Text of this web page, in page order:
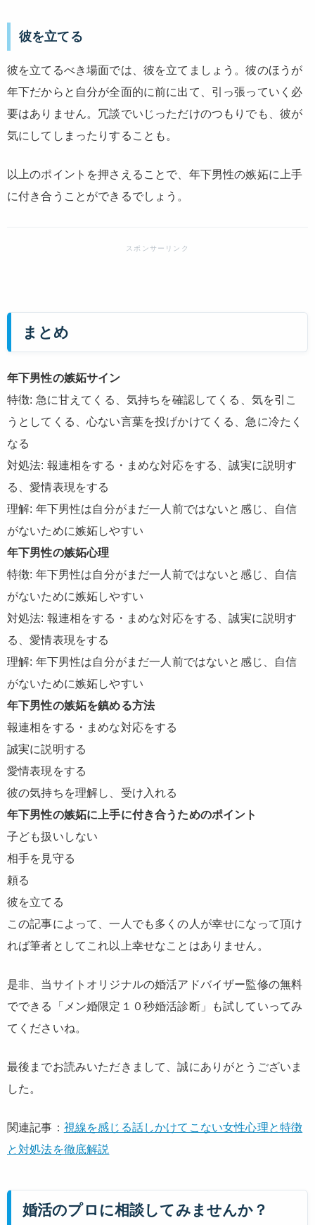
彼を立てる
彼を立てるべき場面では、彼を立てましょう。彼のほうが
年下だからと自分が全面的に前に出て、引っ張っていく必
要はありません。冗談でいじっただけのつもりでも、彼が
気にしてしまったりすることも。
以上のポイントを押さえることで、年下男性の嫉妬に上手
に付き合うことができるでしょう。
まとめ
年下男性の嫉妬サイン
特徴: 急に甘えてくる、気持ちを確認してくる、気を引こ
うとしてくる、心ない言葉を投げかけてくる、急に冷たく
なる
対処法: 報連相をする・まめな対応をする、誠実に説明す
る、愛情表現をする
理解: 年下男性は自分がまだ一人前ではないと感じ、自信
がないために嫉妬しやすい
年下男性の嫉妬心理
特徴: 年下男性は自分がまだ一人前ではないと感じ、自信
がないために嫉妬しやすい
対処法: 報連相をする・まめな対応をする、誠実に説明す
る、愛情表現をする
理解: 年下男性は自分がまだ一人前ではないと感じ、自信
がないために嫉妬しやすい
年下男性の嫉妬を鎮める方法
報連相をする・まめな対応をする
誠実に説明する
愛情表現をする
彼の気持ちを理解し、受け入れる
年下男性の嫉妬に上手に付き合うためのポイント
子ども扱いしない
相手を見守る
頼る
彼を立てる
この記事によって、一人でも多くの人が幸せになって頂け
れば筆者としてこれ以上幸せなことはありません。
是非、当サイトオリジナルの婚活アドバイザー監修の無料
でできる「メン婚限定１０秒婚活診断」も試していってみ
てくださいね。
最後までお読みいただきまして、誠にありがとうございま
した。
関連記事： 視線を感じる話しかけてこない女性心理と特徴
と対処法を徹底解説
婚活のプロに相談してみませんか？